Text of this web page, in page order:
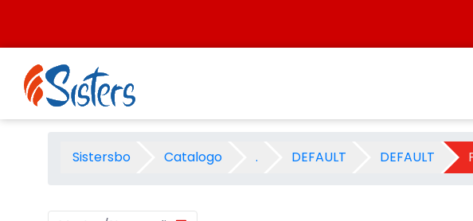
PARKER NOVITA\&#39; PRIMAVERA
Sistersbo Catalogo . DEFAULT DEFAULT